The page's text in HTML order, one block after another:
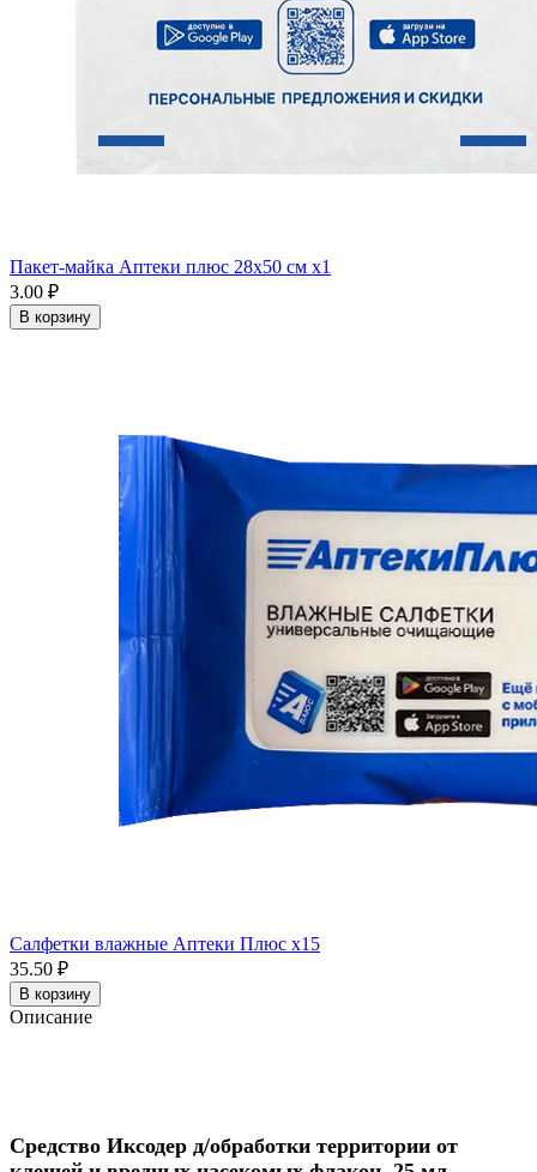
Пакет-майка Аптеки плюс 28х50 см x1
3.00 ₽
В корзину
Салфетки влажные Аптеки Плюс x15
35.50 ₽
В корзину
Описание
Средство Иксодер д/обработки территории от